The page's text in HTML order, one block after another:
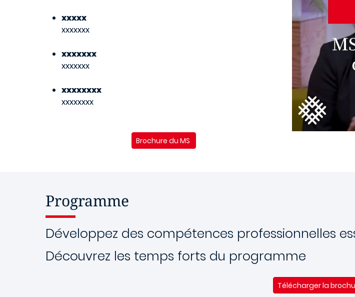
xxxxx
xxxxxxx
xxxxxxx
xxxxxxx
xxxxxxxx
xxxxxxxx
Brochure du MS
Programme
Développez des compétences professionnelles
Découvrez les temps forts du programme
Télécharger la